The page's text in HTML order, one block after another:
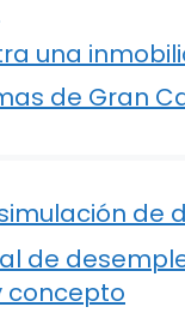
una
de Gran
de
de
concepto